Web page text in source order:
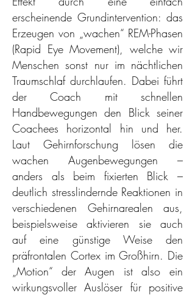
erscheinende Grundintervention: das
Erzeugen von „wachen“ REM-Phasen
(Rapid Eye Movement), welche wir
Menschen sonst nur im nächtlichen
Traumschlaf durchlaufen. Dabei führt
der Coach mit schnellen
Handbewegungen den Blick seiner
Coachees horizontal hin und her.
Laut Gehirnforschung lösen die
wachen Augenbewegungen –
anders als beim fixierten Blick –
deutlich stresslindernde Reaktionen in
verschiedenen Gehirnarealen aus,
beispielsweise aktivieren sie auch
auf eine günstige Weise den
präfrontalen Cortex im Großhirn. Die
„Motion“ der Augen ist also ein
wirkungsvoller Auslöser für positive